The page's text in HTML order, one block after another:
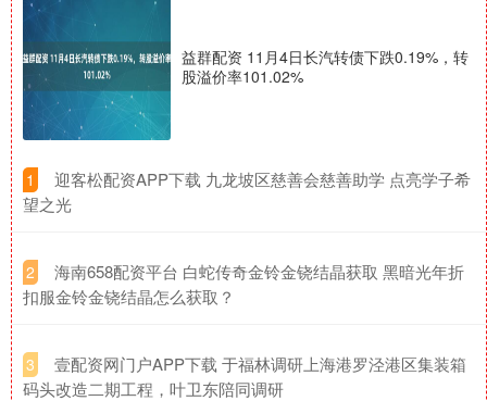
益群配资 11月4日长汽转债下跌0.19%，转
股溢价率101.02%
1
​迎客松配资APP下载 九龙坡区慈善会慈善助学 点亮学子希
望之光
2
​海南658配资平台 白蛇传奇金铃金铙结晶获取 黑暗光年折
扣服金铃金铙结晶怎么获取？
3
​壹配资网门户APP下载 于福林调研上海港罗泾港区集装箱
码头改造二期工程，叶卫东陪同调研